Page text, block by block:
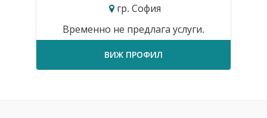
гр. София
Временно не предлага услуги.
ВИЖ ПРОФИЛ